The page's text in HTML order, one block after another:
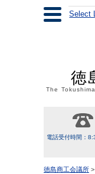
Select
徳
The
電話受付時間：
徳島商工会議所 >